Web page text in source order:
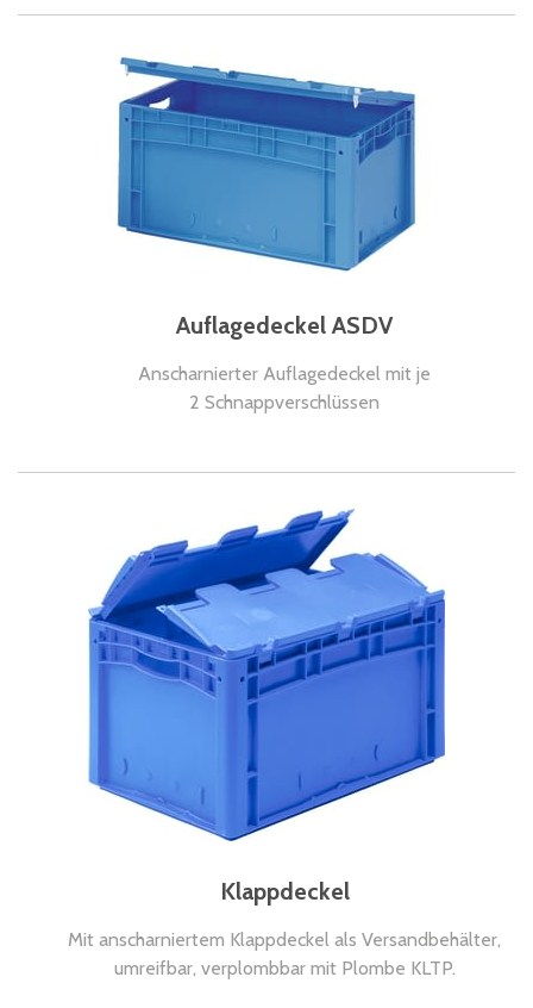
Auflagedeckel ASDV
Anscharnierter Auflagedeckel mit je
2 Schnappverschlüssen
Klappdeckel
Mit anscharniertem Klappdeckel als Versandbehälter,
umreifbar, verplombbar mit Plombe KLTP.